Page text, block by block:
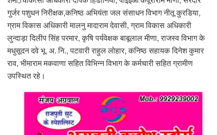
गुर्जर पशुधन निरीक्षक,कनिष्ठ अभियंता जल संसाधन विभाग नीतू कुरडिया,
ग्राम विकास अधिकारी मालनु मादाराम देवासी, ग्राम विकास अधिकारी
लुन्दाड़ा दिलीप सिंह परमार, कृषि पर्यवेक्षक बाबूलाल मीणा, राजस्व विभाग के
मधुसूदन दवे भू. अ. नि., पटवारी राहुल लोहार, कनिष्ठ सहायक दिनेश कुमार
राव, भीमाराम मकवाणा सहित विभिन्न विभाग के कर्मचारी सहित ग्रामीण
उपस्थित रहे।